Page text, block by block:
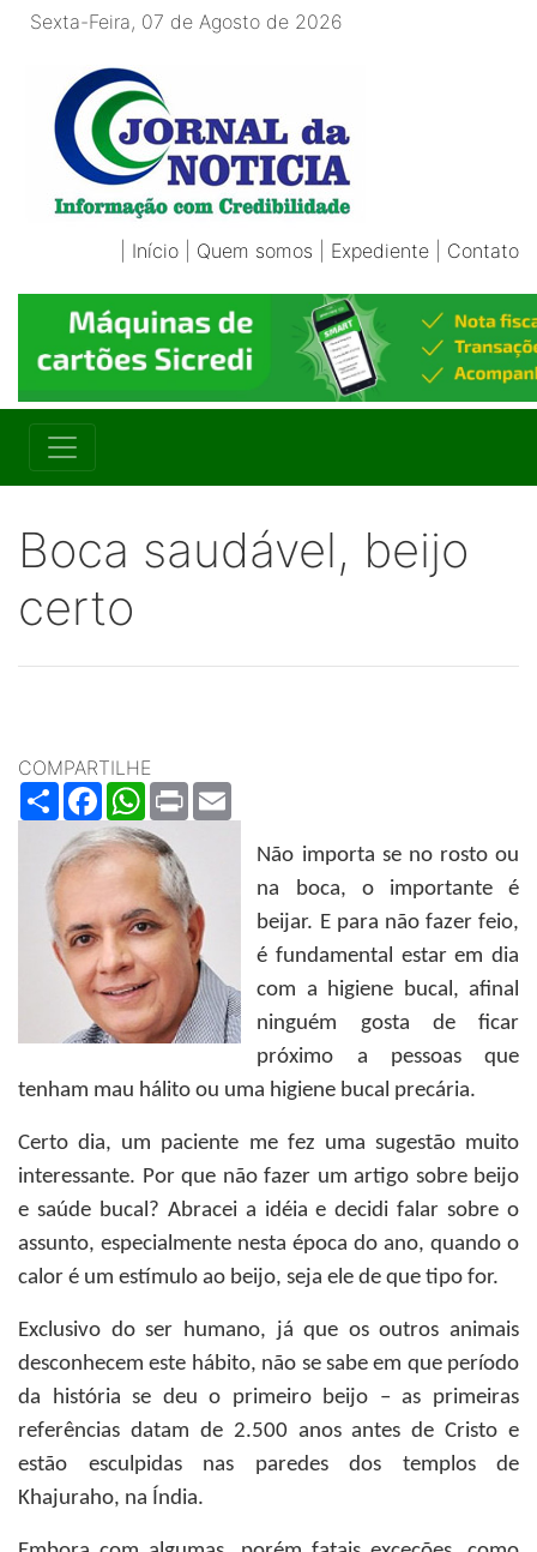
Sexta-Feira, 07 de Agosto de 2026
Início Quem somos Expediente Contato
Boca saudável, beijo
certo
COMPARTILHE
ShareFacebookWhatsApp
Print
Não importa se no rosto ou
na boca, o importante é
beijar. E para não fazer feio,
é fundamental estar em dia
com a higiene bucal, afinal
ninguém gosta de ficar
próximo a pessoas que
tenham mau hálito ou uma higiene bucal precária.
Certo dia, um paciente me fez uma sugestão muito
interessante. Por que não fazer um artigo sobre beijo
e saúde bucal? Abracei a idéia e decidi falar sobre o
assunto, especialmente nesta época do ano, quando o
calor é um estímulo ao beijo, seja ele de que tipo for.
Exclusivo do ser humano, já que os outros animais
desconhecem este hábito, não se sabe em que período
da história se deu o primeiro beijo – as primeiras
referências datam de 2.500 anos antes de Cristo e
estão esculpidas nas paredes dos templos de
Khajuraho, na Índia.